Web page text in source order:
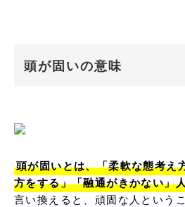
頭が固いの意味
頭が固いとは、「柔軟な態考え
方をする」「融通がきかない」
言い換えると、頑固な人という